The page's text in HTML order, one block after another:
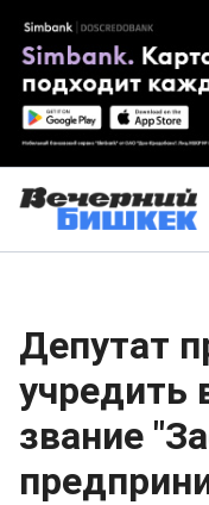
Депутат
учредить
звание